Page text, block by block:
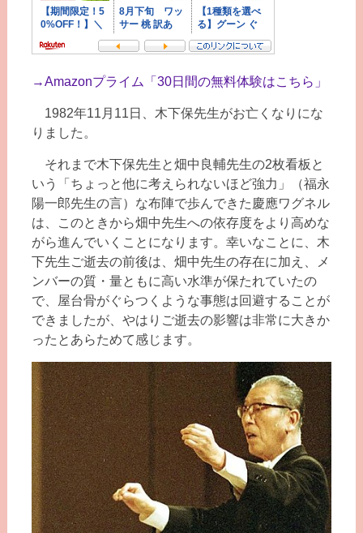
→Amazonプライム「30日間の無料体験はこちら」
1982年11月11日、木下保先生がお亡くなりにな
りました。
それまで木下保先生と畑中良輔先生の2枚看板と
いう「ちょっと他に考えられないほど強力」（福永
陽一郎先生の言）な布陣で歩んできた慶應ワグネル
は、このときから畑中先生への依存度をより高めな
がら進んでいくことになります。幸いなことに、木
下先生ご逝去の前後は、畑中先生の存在に加え、メ
ンバーの質・量ともに高い水準が保たれていたの
で、屋台骨がぐらつくような事態は回避することが
できましたが、やはりご逝去の影響は非常に大きか
ったとあらためて感じます。